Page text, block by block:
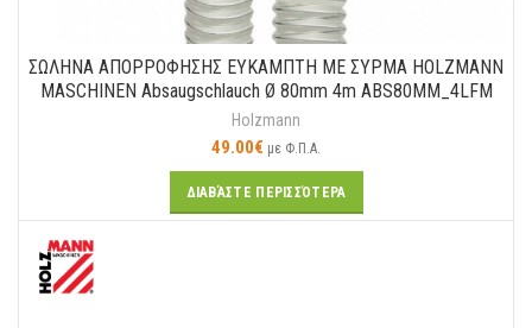
ΣΩΛΗΝΑ ΑΠΟΡΡΟΦΗΣΗΣ ΕΥΚΑΜΠΤΗ ΜΕ ΣΥΡΜΑ HOLZMANN
MASCHINEN Absaugschlauch Ø 80mm 4m ABS80MM_4LFM
Holzmann
49.00€ με Φ.Π.Α.
ΔΙΑΒΆΣΤΕ ΠΕΡΙΣΣΌΤΕΡΑ